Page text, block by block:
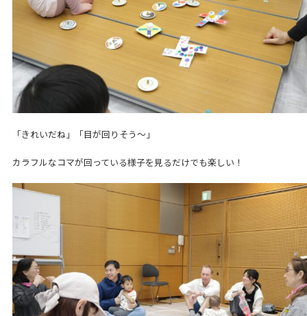
「きれいだね」「目が回りそう～」
カラフルなコマが回っている様子を見るだけでも楽しい！